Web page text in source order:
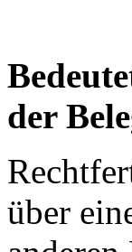
der
über